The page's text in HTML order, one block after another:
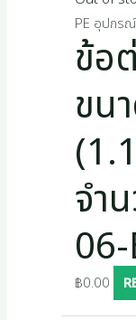
PE อุปกร
ข้อ
ขน
จำ
฿0.00